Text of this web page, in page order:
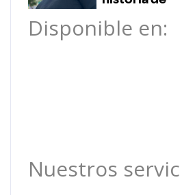
Disponible en:
Nuestros